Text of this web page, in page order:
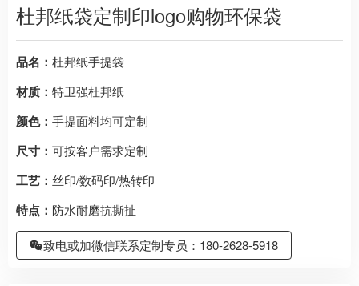
杜邦纸袋定制印logo购物环保袋
品名： 杜邦纸手提袋
材质： 特卫强杜邦纸
颜色： 手提面料均可定制
尺寸： 可按客户需求定制
工艺： 丝印/数码印/热转印
特点： 防水耐磨抗撕扯
致电或加微信联系定制专员：180-2628-5918